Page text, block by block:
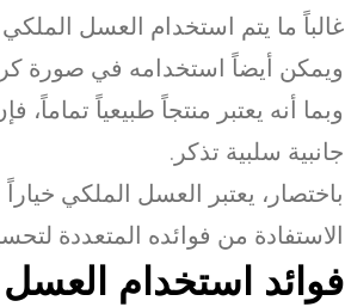
غالباً ما يتم استخدام العسل
ويمكن أيضاً استخدامه في صورة
وبما أنه يعتبر منتجاً طبيعياً
جانبية سلبية تذكر.
باختصار، يعتبر العسل الملكي
الاستفادة من فوائده المتعددة
فوائد استخدام